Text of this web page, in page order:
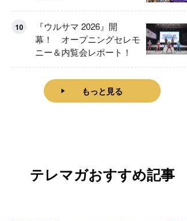
10
『ウルサマ 2026』開
幕！ オープニングセレモ
ニー＆内覧会レポート！
もっと見る
テレマガおすすめ記事